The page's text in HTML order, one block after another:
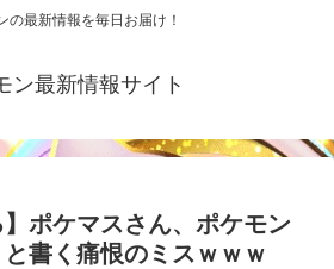
の最新情報を毎日お届け！
ン最新情報サイト
ポケマスさん、ポケモン
書く痛恨のミスｗｗｗ